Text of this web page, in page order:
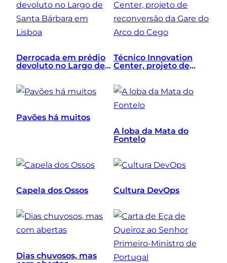
Derrocada em prédio
devoluto no Largo de
Técnico Innovation
Center, projeto de
Pavões há muitos
A loba da Mata do
Fontelo
Capela dos Ossos Cultura DevOps
Dias chuvosos, mas